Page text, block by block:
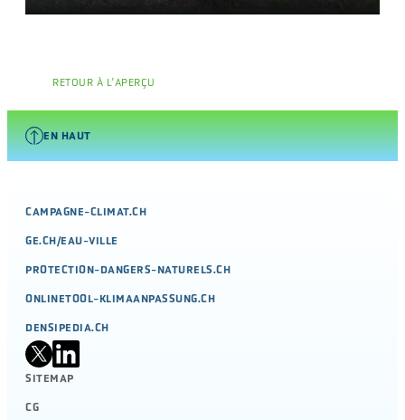
RETOUR À L’APERÇU
EN HAUT
CAMPAGNE-CLIMAT.CH
GE.CH/EAU-VILLE
PROTECTION-DANGERS-NATURELS.CH
ONLINETOOL-KLIMAANPASSUNG.CH
DENSIPEDIA.CH
SITEMAP
CG